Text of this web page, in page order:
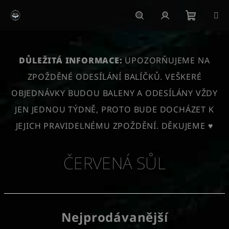
košík
DŮLEŽITÁ INFORMACE: UPOZORŇUJEME NA
ZPOŽDĚNÉ ODESÍLÁNÍ BALÍČKŮ. VEŠKERÉ
OBJEDNÁVKY BUDOU BALENY A ODESÍLÁNY VŽDY
JEN JEDNOU TÝDNĚ, PROTO BUDE DOCHÁZET K
JEJICH PRAVIDELNÉMU ZPOŽDĚNÍ. DĚKUJEME ♥
ČERVENÁ SŮL
Nejprodávanější